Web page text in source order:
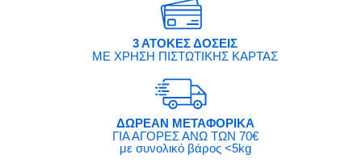
3 ΑΤΟΚΕΣ ΔΟΣΕΙΣ
ΜΕ ΧΡΗΣΗ ΠΙΣΤΩΤΙΚΗΣ ΚΑΡΤΑΣ
ΔΩΡΕΑΝ ΜΕΤΑΦΟΡΙΚΑ
ΓΙΑ ΑΓΟΡΕΣ ΑΝΩ ΤΩΝ 70€
με συνολικό βάρος <5kg